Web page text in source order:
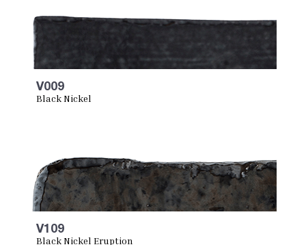
V009
Black Nickel
V109
Black Nickel Eruption